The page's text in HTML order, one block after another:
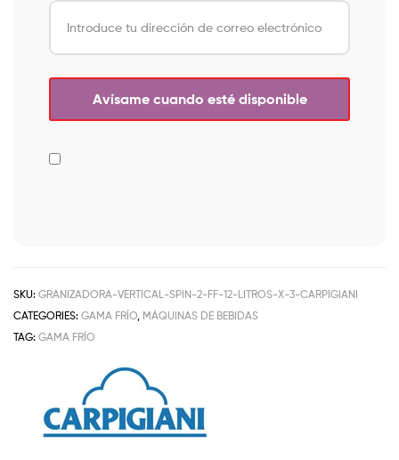
SKU: GRANIZADORA-VERTICAL-SPIN-2-FF-12-LITROS-X-3-CARPIGIANI
CATEGORIES: GAMA FRÍO MÁQUINAS DE BEBIDAS
TAG: GAMA FRÍO